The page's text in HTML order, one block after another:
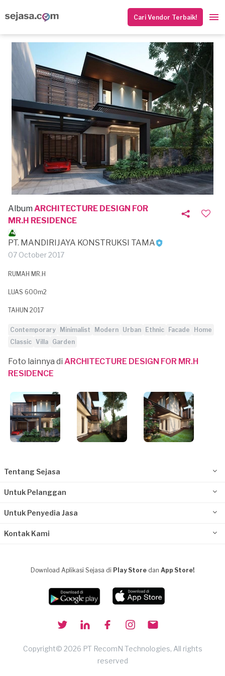
Cari Vendor Terbaik!
Album ARCHITECTURE DESIGN FOR
MR.H RESIDENCE
PT. MANDIRIJAYA KONSTRUKSI TAMA
07 October 2017
RUMAH MR.H
LUAS 600m2
TAHUN 2017
Contemporary Minimalist Modern Urban Ethnic Facade
Home
Classic Villa Garden
Foto lainnya di ARCHITECTURE DESIGN FOR MR.H
RESIDENCE
Tentang Sejasa
Untuk Pelanggan
Untuk Penyedia Jasa
Kontak Kami
Download Aplikasi Sejasa di Play Store dan App Store!
Copyright© 2026 PT RecomN Technologies, All rights
reserved